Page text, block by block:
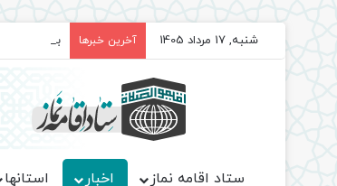
شنبه, 17 مرداد 1405 آخرین خبرها برگزاری
ستاد اقامه نماز اخبار استانها